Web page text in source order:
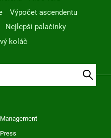
Výpočet ascendentu
Nejlepší palačinky
koláč
Management
Press